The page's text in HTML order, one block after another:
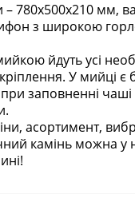
–780х500х210 мм,
з широкою
йдуть усі
У мийці є
заповненні
асортимент,
камінь можна